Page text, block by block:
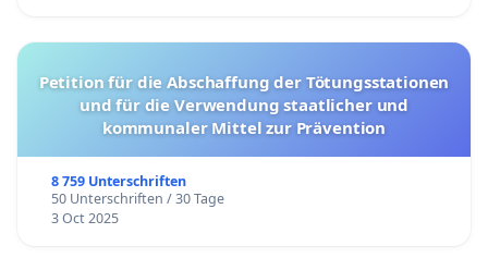
Petition für die Abschaffung der Tötungsstationen
und für die Verwendung staatlicher und
kommunaler Mittel zur Prävention
8 759 Unterschriften
50 Unterschriften / 30 Tage
3 Oct 2025